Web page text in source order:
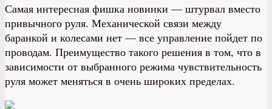
Самая интересная фишка новинки — штурвал вместо
привычного руля. Механической связи между
баранкой и колесами нет — все управление пойдет по
проводам. Преимущество такого решения в том, что в
зависимости от выбранного режима чувствительность
руля может меняться в очень широких пределах.